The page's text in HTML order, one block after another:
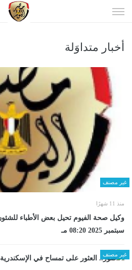
الى
أخبار متداوَلة
غير مصنف
منذ 11 شهرًا
سبتمبر 2025 08:20 مـ
غير مصنف